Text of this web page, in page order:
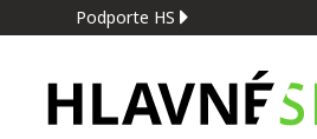
Podporte HS